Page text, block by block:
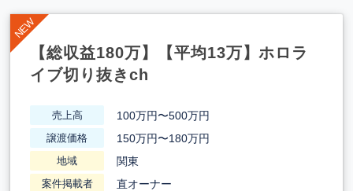
【総収益180万】【平均13万】ホロラ
イブ切り抜きch
売上高 100万円〜500万円
譲渡価格 150万円〜180万円
地域 関東
案件掲載者 直オーナー